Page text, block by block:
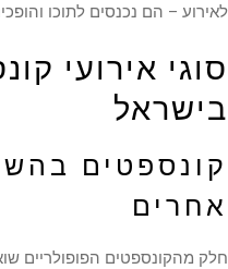
לאירוע – הם נכנסים לתוכו
סוגי אירועי
בישראל
קונספטים
אחרים
חלק מהקונספטים הפופולריים